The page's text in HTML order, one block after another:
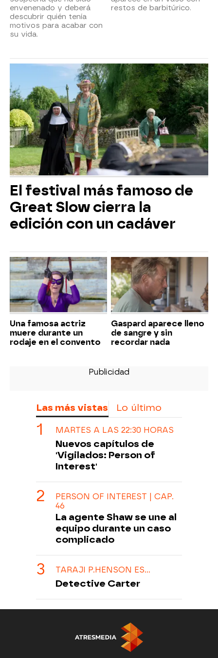
envenenado y deberá
descubrir quién tenía
motivos para acabar con
su vida.
restos de barbitúrico.
El festival más famoso de
Great Slow cierra la
edición con un cadáver
Una famosa actriz
muere durante un
rodaje en el convento
Gaspard aparece lleno
de sangre y sin
recordar nada
Las más vistas Lo último
MARTES A LAS 22:30 HORAS
Nuevos capítulos de
'Vigilados: Person of
Interest'
PERSON OF INTEREST | CAP.
46
La agente Shaw se une al
equipo durante un caso
complicado
TARAJI P.HENSON ES...
Detective Carter